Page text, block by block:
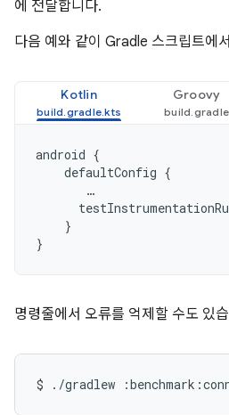
에 전달합니다.
다음 예와 같이 Gradle 스크립트에
Kotlin Groovy
android {
defaultConfig {
…
}
}
명령줄에서 오류를 억제할 수도 있
$ ./gradlew